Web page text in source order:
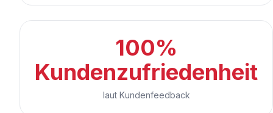
100%
Kundenzufriedenheit
laut Kundenfeedback